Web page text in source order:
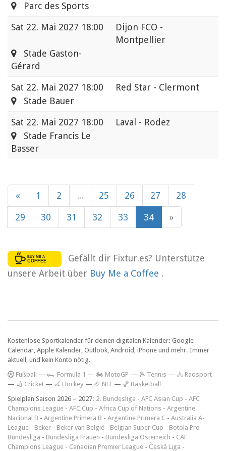
Parc des Sports
Sat 22. Mai 2027 18:00
Dijon FCO -
Montpellier
Stade Gaston-
Gérard
Sat 22. Mai 2027 18:00
Red Star - Clermont
Stade Bauer
Sat 22. Mai 2027 18:00
Laval - Rodez
Stade Francis Le
Basser
« 1 2 ... 25 26 27 28
29 30 31 32 33 34 »
Gefällt dir Fixtur.es? Unterstütze
unsere Arbeit über Buy Me a Coffee .
Kostenlose Sportkalender für deinen digitalen Kalender: Google
Calendar, Apple Kalender, Outlook, Android, iPhone und mehr. Immer
aktuell, und kein Konto nötig.
Fußball — 🏎️ Formula 1 — 🏍 MotoGP — 🎾 Tennis — 🚴 Radsport
— 🏏 Cricket — 🏑 Hockey — 🏈 NFL — 🏀 Basketball
Spielplan Saison 2026 – 2027: 2. Bundesliga - AFC Asian Cup - AFC
Champions League - AFC Cup - Africa Cup of Nations - Argentine
Nacional B - Argentine Primera B - Argentine Primera C - Australia A-
League - Beker - Beker van België - Belgian Super Cup - Botola Pro -
Bundesliga - Bundesliga Frauen - Bundesliga Österreich - CAF
Champions League - Canadian Premier League - Česká Liga -